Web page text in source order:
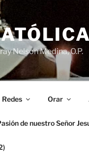
Nelson Medina, O.P.
Redes Orar
de nuestro Señor